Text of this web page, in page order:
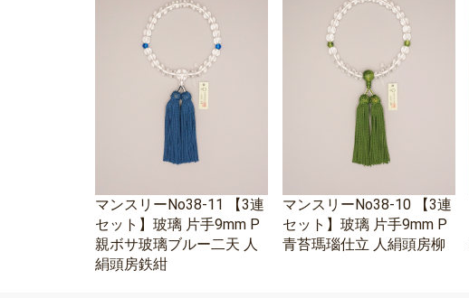
マンスリーNo38-11 【3連
セット】玻璃 片手9mm P
親ボサ玻璃ブルー二天 人
絹頭房鉄紺
マンスリーNo38-10 【3連
セット】玻璃 片手9mm P
青苔瑪瑙仕立 人絹頭房柳